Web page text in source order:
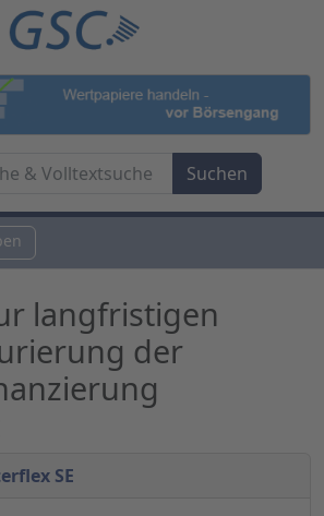
langfristigen
der
SE